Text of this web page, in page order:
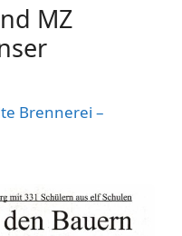
MZ
Brennerei –